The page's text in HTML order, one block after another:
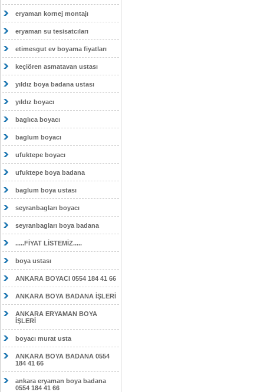
eryaman kornej montajı
eryaman su tesisatcıları
etimesgut ev boyama fiyatları
keçiören asmatavan ustası
yıldız boya badana ustası
yıldız boyacı
baglıca boyacı
baglum boyacı
ufuktepe boyacı
ufuktepe boya badana
baglum boya ustası
seyranbagları boyacı
seyranbagları boya badana
.....FİYAT LİSTEMİZ.....
boya ustası
ANKARA BOYACI 0554 184 41 66
ANKARA BOYA BADANA İŞLERİ
ANKARA ERYAMAN BOYA
İŞLERİ
boyacı murat usta
ANKARA BOYA BADANA 0554
184 41 66
ankara eryaman boya badana
0554 184 41 66